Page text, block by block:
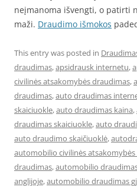
neįmanoma išvengti, o patirti
maži. Draudimo išmokos
This entry was posted in
draudimas,apsidrausk internetu,
civilinės atsakomybės draudimas,
draudimas,auto draudimas
skaiciuokle,auto draudimas kaina,
draudimas skaiciuokle,auto
auto draudimo skaičiuoklė,
automobilio civilinės
draudimas,automobilio
anglijoje,automobilio draudimas